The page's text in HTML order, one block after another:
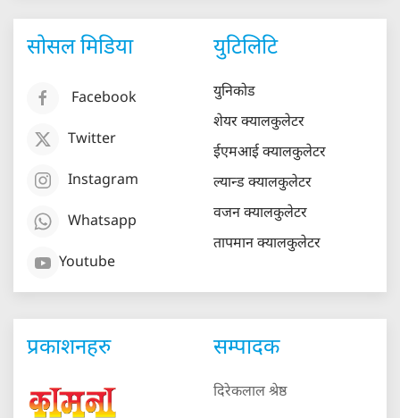
सोसल मिडिया
Facebook
Twitter
Instagram
Whatsapp
Youtube
युटिलिटि
युनिकोड
शेयर क्यालकुलेटर
ईएमआई क्यालकुलेटर
ल्यान्ड क्यालकुलेटर
वजन क्यालकुलेटर
तापमान क्यालकुलेटर
प्रकाशनहरु सम्पादक
दिरेकलाल श्रेष्ठ